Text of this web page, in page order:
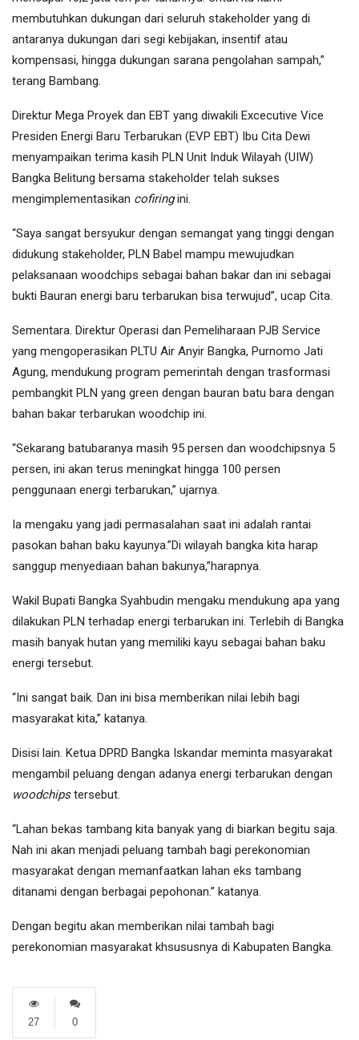
membutuhkan dukungan dari seluruh stakeholder yang di
antaranya dukungan dari segi kebijakan, insentif atau
kompensasi, hingga dukungan sarana pengolahan sampah,”
terang Bambang.
Direktur Mega Proyek dan EBT yang diwakili Excecutive Vice
Presiden Energi Baru Terbarukan (EVP EBT) Ibu Cita Dewi
menyampaikan terima kasih PLN Unit Induk Wilayah (UIW)
Bangka Belitung bersama stakeholder telah sukses
mengimplementasikan cofiringini.
“Saya sangat bersyukur dengan semangat yang tinggi dengan
didukung stakeholder, PLN Babel mampu mewujudkan
pelaksanaan woodchips sebagai bahan bakar dan ini sebagai
bukti Bauran energi baru terbarukan bisa terwujud”, ucap Cita.
Sementara. Direktur Operasi dan Pemeliharaan PJB Service
yang mengoperasikan PLTU Air Anyir Bangka, Purnomo Jati
Agung, mendukung program pemerintah dengan trasformasi
pembangkit PLN yang green dengan bauran batu bara dengan
bahan bakar terbarukan woodchip ini.
“Sekarang batubaranya masih 95 persen dan woodchipsnya 5
persen, ini akan terus meningkat hingga 100 persen
penggunaan energi terbarukan,” ujarnya.
Ia mengaku yang jadi permasalahan saat ini adalah rantai
pasokan bahan baku kayunya.”Di wilayah bangka kita harap
sanggup menyediaan bahan bakunya,”harapnya.
Wakil Bupati Bangka Syahbudin mengaku mendukung apa yang
dilakukan PLN terhadap energi terbarukan ini. Terlebih di Bangka
masih banyak hutan yang memiliki kayu sebagai bahan baku
energi tersebut.
“Ini sangat baik. Dan ini bisa memberikan nilai lebih bagi
masyarakat kita,” katanya.
Disisi lain. Ketua DPRD Bangka Iskandar meminta masyarakat
mengambil peluang dengan adanya energi terbarukan dengan
woodchipstersebut.
“Lahan bekas tambang kita banyak yang di biarkan begitu saja.
Nah ini akan menjadi peluang tambah bagi perekonomian
masyarakat dengan memanfaatkan lahan eks tambang
ditanami dengan berbagai pepohonan.” katanya.
Dengan begitu akan memberikan nilai tambah bagi
perekonomian masyarakat khsususnya di Kabupaten Bangka.
0
27